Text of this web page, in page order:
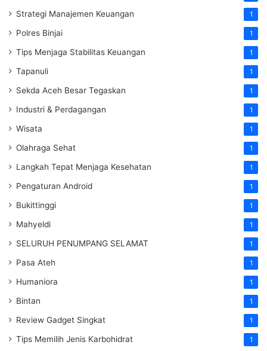
Strategi Manajemen Keuangan 1
Polres Binjai 1
Tips Menjaga Stabilitas Keuangan 1
Tapanuli 1
Sekda Aceh Besar Tegaskan 1
Industri & Perdagangan 1
Wisata 1
Olahraga Sehat 1
Langkah Tepat Menjaga Kesehatan 1
Pengaturan Android 1
Bukittinggi 1
Mahyeldi 1
SELURUH PENUMPANG SELAMAT 1
Pasa Ateh 1
Humaniora 1
Bintan 1
Review Gadget Singkat 1
Tips Memilih Jenis Karbohidrat 1